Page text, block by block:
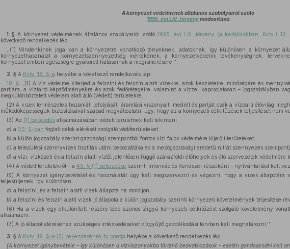
A környezet védelmének általános szabályairól szóló
1995. évi LIII. törvénymódosítása
1. § A környezet védelmének általános szabályairól szóló 1995. évi LIII. törvény (a továbbiakban: Kvtv.) 12.
következő rendelkezés lép:
,,(1) Mindenkinek joga van a környezetre vonatkozó tényeknek, adatoknak, így különösen a környezet
környezethasználat a környezetszennyezettség mértékének, a környezetvédelmi tevékenységnek,
környezet emberi egészségre gyakorolt hatásainak a megismerésére.''
2. § A Kvtv. 18. §-a helyébe a következő rendelkezés lép:
18. § ,,(1) A víz védelme kiterjed a felszíni és felszín alatti vizekre, azok készleteire, minőségére és
partjára, a víztartó képződményekre és azok fedőrétegeire, valamint a vízzel kapcsolatosan – jogszabályban
megkülönböztetett védelem alatt álló (védett) területekre.
(2) A vizek természetes hozamát, lefolyását, áramlási viszonyait, medrét és partját csak a vízparti élővilág
működőképességük biztosításával szabad megváltoztatni úgy, hogy az a környezeti célkitűzések teljesítését nem
(3) Az (1) bekezdésalkalmazásában védett területnek kell tekinteni
a) a 20. §-ban foglalt célok elérését szolgáló védőterületeket,
b) a külön jogszabály szerint gazdasági szempontból fontos vízi fajok védelmére kijelölt területeket,
c) a települési szennyvizek tisztítás utáni bebocsátása és a mezőgazdasági eredetű nitrát szennyezés
d) a vízi, vízközeli és a felszín alatti víztől jelentősen függő szárazföldi élőhelyek és élő szervezetek védelmére
(4) A védett területekről – a 49. § (1) bekezdése szerinti Információs Rendszer részeként – nyilvántartást kell
(5) A környezet igénybevételét és használatát úgy kell megszervezni és végezni, hogy a vizek állapotára
teljesüljenek, így különösen:
a) a felszíni, és a felszín alatti vizek állapota ne romoljon,
b) a felszíni és felszín alatti vizek jó állapota a külön jogszabály szerinti környezeti követelmények teljesítése
(6) Ha a vizek egy elkülönített részére több azonos tárgyú környezeti célkitűzést szolgáló követelmény
alkalmazni.
(7) A jó állapot eléréséhez szükséges intézkedéseket vízgyűjtő gazdálkodási tervben kell meghatározni.''
3. § A Kvtv. 19. §-a (3) bekezdésének b) pontja helyébe a következő rendelkezés lép:
[A környezet igénybevétele – így különösen a vízviszonyokba történő beavatkozások – esetén gondoskodni kell